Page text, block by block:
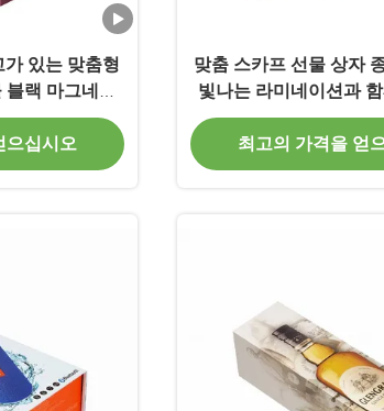
있는 맞춤형
랙 마그네틱
스
으십시오
맞춤 스카프 선물 상자
빛나는 라미네이션과
상자
최고의 가격을 얻